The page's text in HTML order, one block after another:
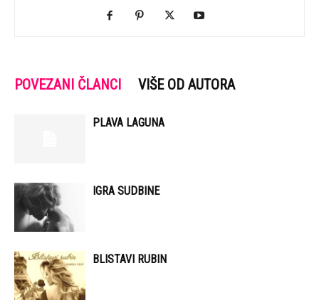
POVEZANI ČLANCI VIŠE OD AUTORA
PLAVA LAGUNA
IGRA SUDBINE
BLISTAVI RUBIN